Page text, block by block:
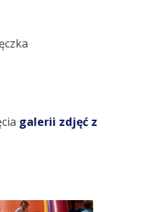
galerii zdjęć z